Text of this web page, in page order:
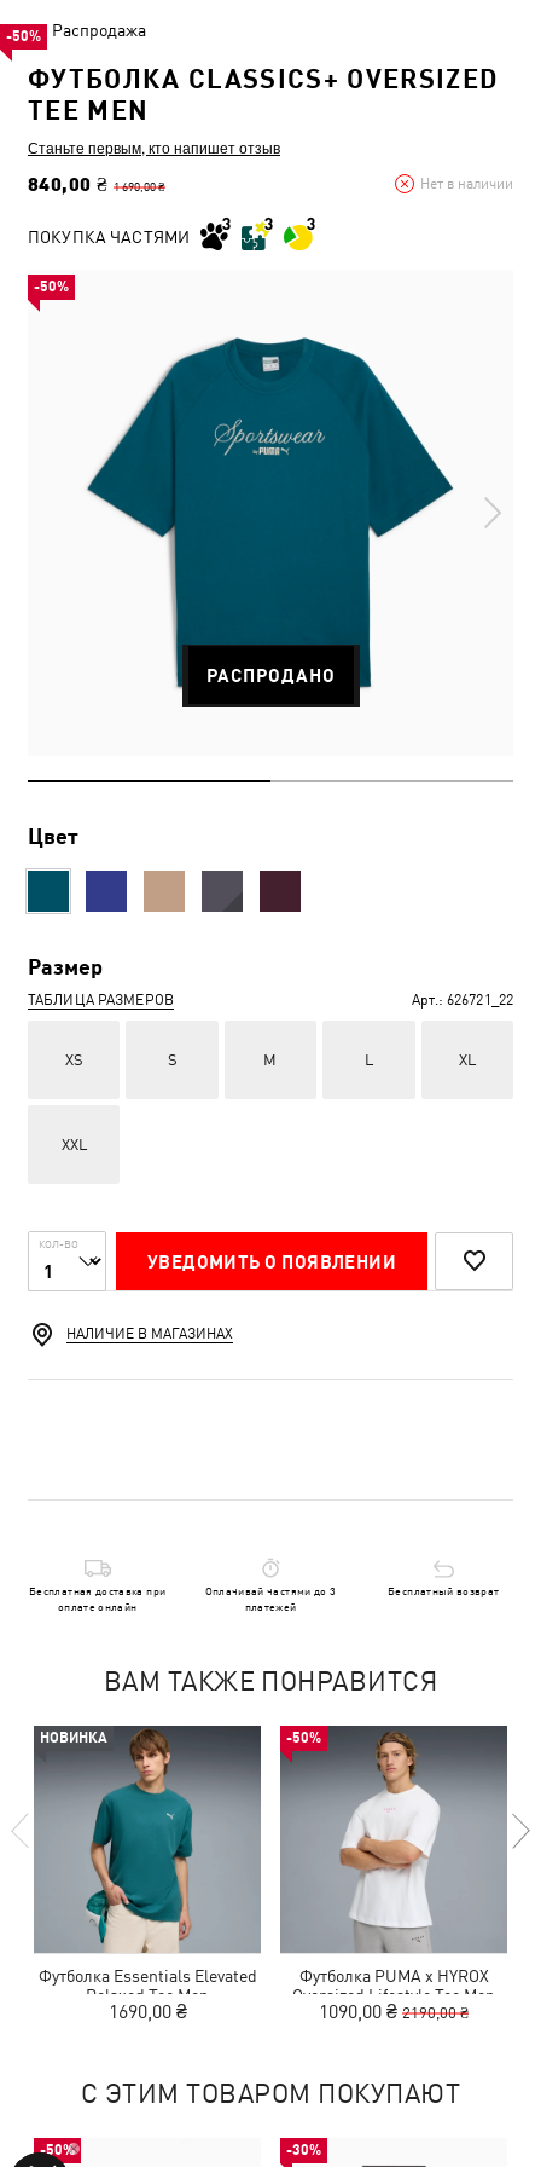
Распродажа
ФУТБОЛКА CLASSICS+ OVERSIZED
TEE MEN
Станьте первым, кто напишет отзыв
840,00 ₴ 1 690,00 ₴ Нет в наличии
-50%
ПОКУПКА ЧАСТЯМИ
РАСПРОДАНО
Цвет
Размер
ТАБЛИЦА РАЗМЕРОВ Арт.: 626721_22
XS S M L XL
XXL
КОЛ-ВО
УВЕДОМИТЬ О ПОЯВЛЕНИИ
-50%
НАЛИЧИЕ В МАГАЗИНАХ
Бесплатная доставка при
оплате онлайн
Оплачивай частями до 3
платежей
Бесплатный возврат
ВАМ ТАКЖЕ ПОНРАВИТСЯ
НОВИНКА
Футболка Essentials Elevated
Relaxed Tee Men
1690,00 ₴
-50%
Футболка PUMA x HYROX
Oversized Lifestyle Tee Men
1090,00 ₴ 2190,00 ₴
С ЭТИМ ТОВАРОМ ПОКУПАЮТ
-50% -30%